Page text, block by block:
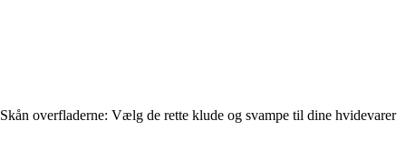
Skån overfladerne: Vælg de rette klude og svampe til dine hvidevarer